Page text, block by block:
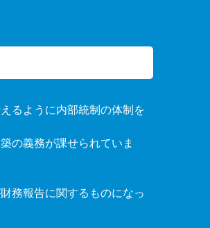
るように内部統制の体制を
の義務が課せられていま
務報告に関するものになっ